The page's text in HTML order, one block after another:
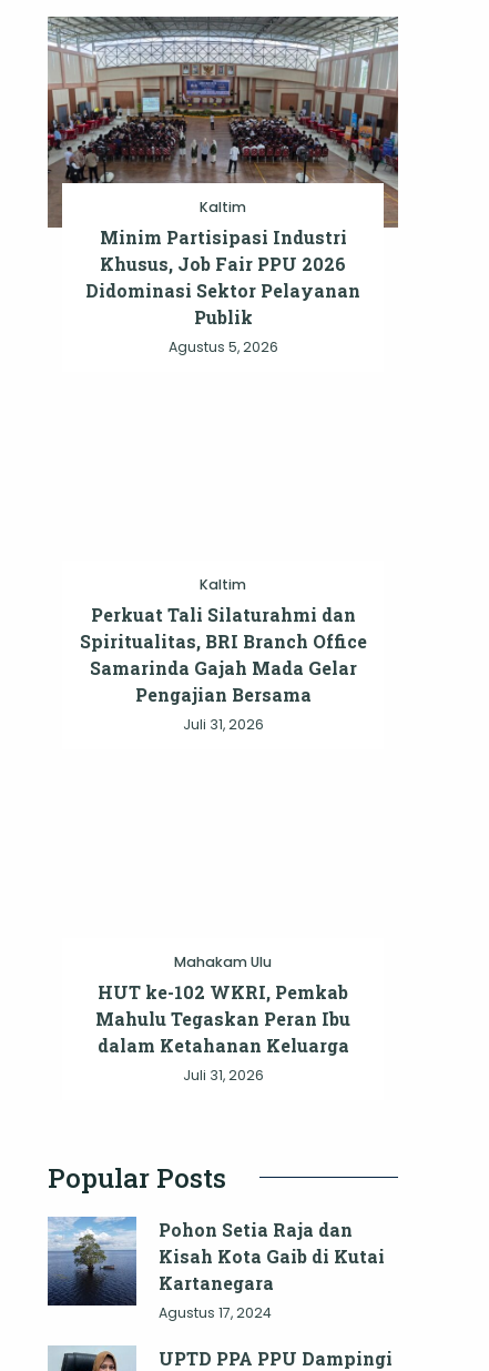
Kaltim
Minim Partisipasi Industri
Khusus, Job Fair PPU 2026
Didominasi Sektor Pelayanan
Publik
Agustus 5, 2026
Kaltim
Perkuat Tali Silaturahmi dan
Spiritualitas, BRI Branch Office
Samarinda Gajah Mada Gelar
Pengajian Bersama
Juli 31, 2026
Mahakam Ulu
HUT ke-102 WKRI, Pemkab
Mahulu Tegaskan Peran Ibu
dalam Ketahanan Keluarga
Juli 31, 2026
Popular Posts
Pohon Setia Raja dan
Kisah Kota Gaib di Kutai
Kartanegara
Agustus 17, 2024
UPTD PPA PPU Dampingi